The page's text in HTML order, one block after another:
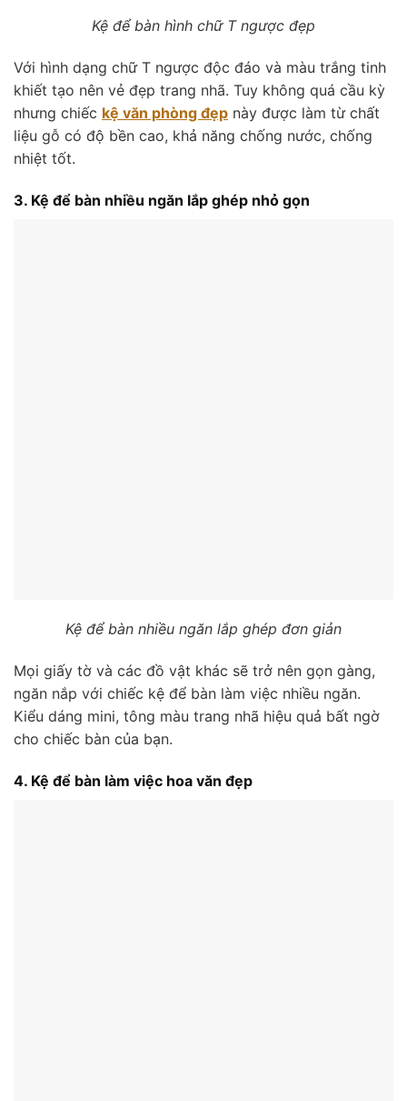
Kệ để bàn hình chữ T ngược đẹp
Với hình dạng chữ T ngược độc đáo và màu trắng tinh
khiết tạo nên vẻ đẹp trang nhã. Tuy không quá cầu kỳ
nhưng chiếc kệ văn phòng đẹp này được làm từ chất
liệu gỗ có độ bền cao, khả năng chống nước, chống
nhiệt tốt.
3. Kệ để bàn nhiều ngăn lắp ghép nhỏ gọn
Kệ để bàn nhiều ngăn lắp ghép đơn giản
Mọi giấy tờ và các đồ vật khác sẽ trở nên gọn gàng,
ngăn nắp với chiếc kệ để bàn làm việc nhiều ngăn.
Kiểu dáng mini, tông màu trang nhã hiệu quả bất ngờ
cho chiếc bàn của bạn.
4. Kệ để bàn làm việc hoa văn đẹp